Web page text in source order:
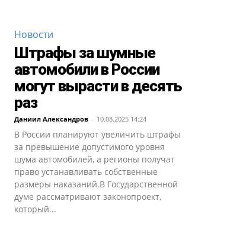
Новости
Штрафы за шумные
автомобили в России
могут вырасти в десять
раз
Даниил Александров - 10.08.2025 14:24
В России планируют увеличить штрафы
за превышение допустимого уровня
шума автомобилей, а регионы получат
право устанавливать собственные
размеры наказаний.В Государственной
думе рассматривают законопроект,
который...